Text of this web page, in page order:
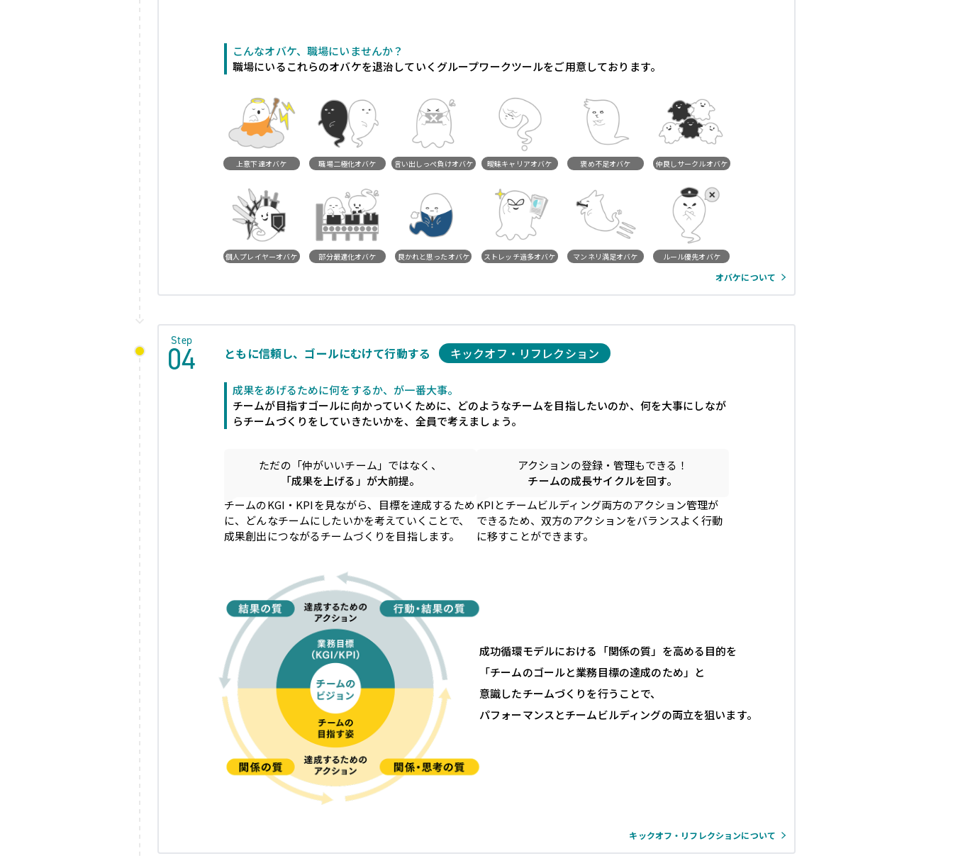
こんなオバケ、職場にいませんか？
職場にいるこれらのオバケを退治していくグループワークツールをご用意しております。
上意下達オバケ 職場二極化オバケ 言い出しっぺ負けオバケ 曖昧キャリアオバケ 褒め不足オバケ 仲良しサークルオバケ
個人プレイヤーオバケ 部分最適化オバケ 良かれと思ったオバケ ストレッチ過多オバケ マンネリ満足オバケ ルール優先オバケ
オバケについて
Step
04 ともに信頼し、ゴールにむけて行動する キックオフ・リフレクション
成果をあげるために何をするか、が一番大事。
チームが目指すゴールに向かっていくために、どのようなチームを目指したいのか、何を大事にしなが
らチームづくりをしていきたいかを、全員で考えましょう。
ただの「仲がいいチーム」ではなく、
「成果を上げる」が大前提。
チームのKGI・KPIを見ながら、目標を達成するため
に、どんなチームにしたいかを考えていくことで、
成果創出につながるチームづくりを目指します。
アクションの登録・管理もできる！
チームの成長サイクルを回す。
KPIとチームビルディング両方のアクション管理が
できるため、双方のアクションをバランスよく行動
に移すことができます。
成功循環モデルにおける「関係の質」を高める目的を
「チームのゴールと業務目標の達成のため」と
意識したチームづくりを行うことで、
パフォーマンスとチームビルディングの両立を狙います。
キックオフ・リフレクションについて